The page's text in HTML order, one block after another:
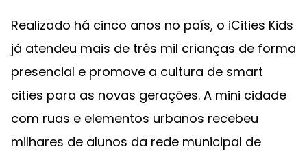
Realizado há cinco anos no país, o iCities Kids
já atendeu mais de três mil crianças de forma
presencial e promove a cultura de smart
cities para as novas gerações. A mini cidade
com ruas e elementos urbanos recebeu
milhares de alunos da rede municipal de